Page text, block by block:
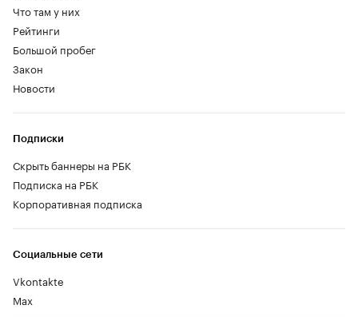
Что там у них
Рейтинги
Большой пробег
Закон
Новости
Социальные сети
Vkontakte
Max
Подписки
Скрыть баннеры на РБК
Подписка на РБК
Корпоративная подписка